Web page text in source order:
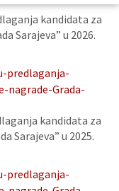
kandidata za
Sarajeva” u 2026.
predlaganja-
nagrade-Grada-
kandidata za
Sarajeva” u 2025.
predlaganja-